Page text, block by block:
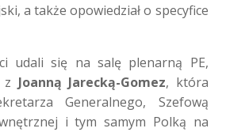
a także opowiedział o specyfice
udali się na salę plenarną PE,
z Joanną Jarecką-Gomez, która
Generalnego, Szefową
i tym samym Polką na